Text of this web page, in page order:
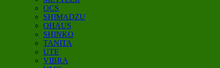
OCS
SHIMADZU
OHAUS
SHINKO
TANITA
UTE
VIBRA